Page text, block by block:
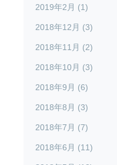
2019年2月 (1)
2018年12月 (3)
2018年11月 (2)
2018年10月 (3)
2018年9月 (6)
2018年8月 (3)
2018年7月 (7)
2018年6月 (11)